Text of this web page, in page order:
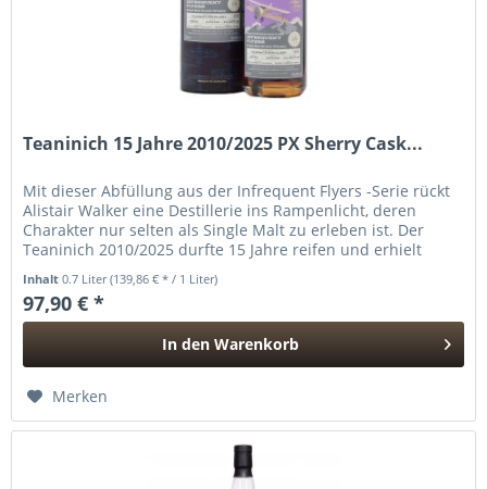
Teaninich 15 Jahre 2010/2025 PX Sherry Cask...
Mit dieser Abfüllung aus der Infrequent Flyers -Serie rückt
Alistair Walker eine Destillerie ins Rampenlicht, deren
Charakter nur selten als Single Malt zu erleben ist. Der
Teaninich 2010/2025 durfte 15 Jahre reifen und erhielt
Inhalt0.7 Liter(139,86 € * / 1 Liter)
97,90 € *
In den Warenkorb
Merken